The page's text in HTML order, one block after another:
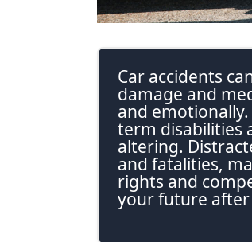
Car accidents
damage and
and
term disabilities
altering.
and fatalities,
rights and
your future after